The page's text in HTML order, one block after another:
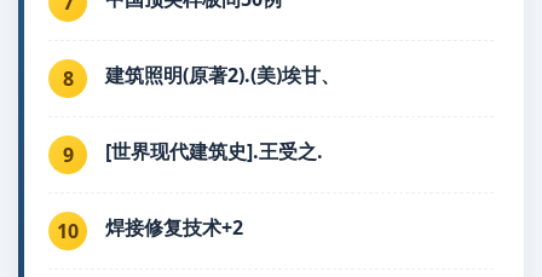
8 建筑照明(原著2).(美)埃甘、
9 [世界现代建筑史].王受之.
10 焊接修复技术+2